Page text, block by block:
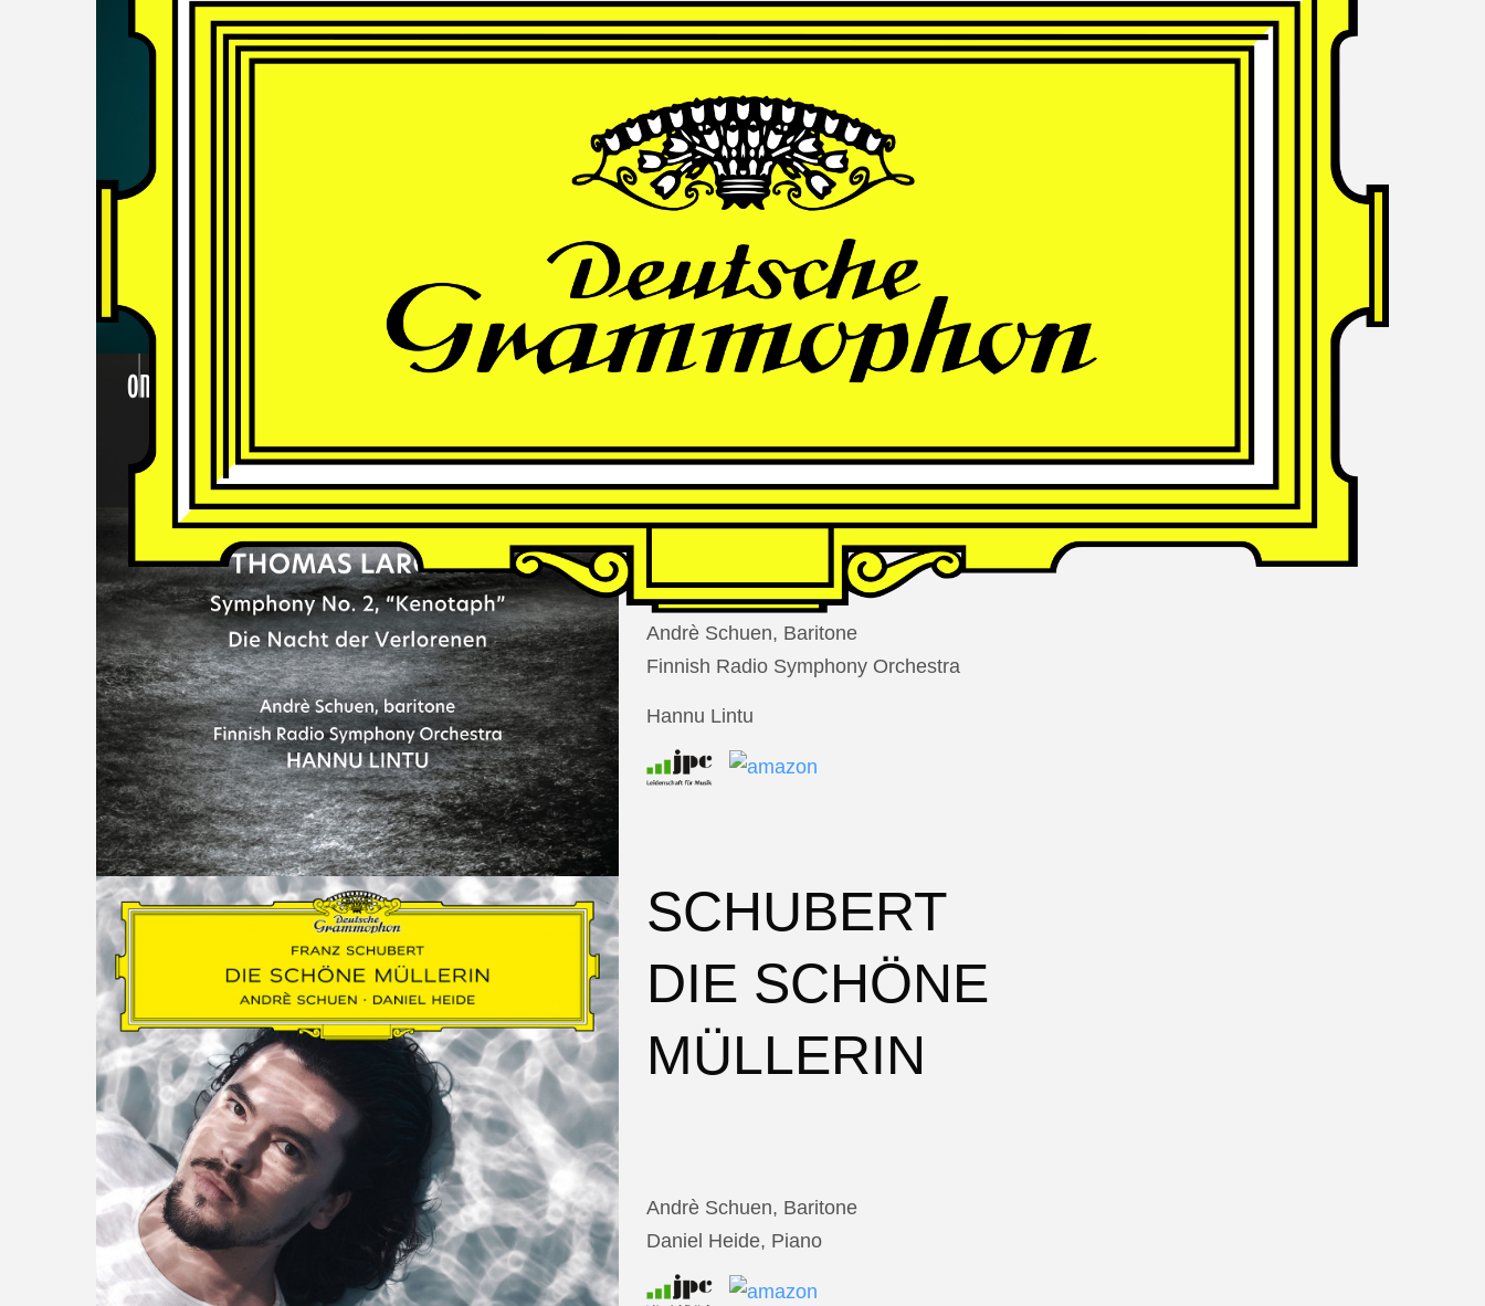
Andrè Schuen, Baritone
Daniel Heide, Piano
THOMAS
LARCHER
Die Nacht der Verlorenen
Andrè Schuen, Baritone
Finnish Radio Symphony Orchestra
Hannu Lintu
SCHUBERT
DIE SCHÖNE
MÜLLERIN
Andrè Schuen, Baritone
Daniel Heide, Piano